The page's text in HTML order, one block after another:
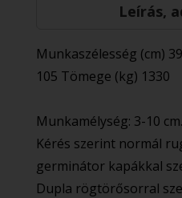
Leírás,
Munkaszélesség (cm)
105 Tömege (kg) 1330
Munkamélység: 3-10 cm.
Kérés szerint normál
germinátor kapákkal
Dupla rögtörősorral